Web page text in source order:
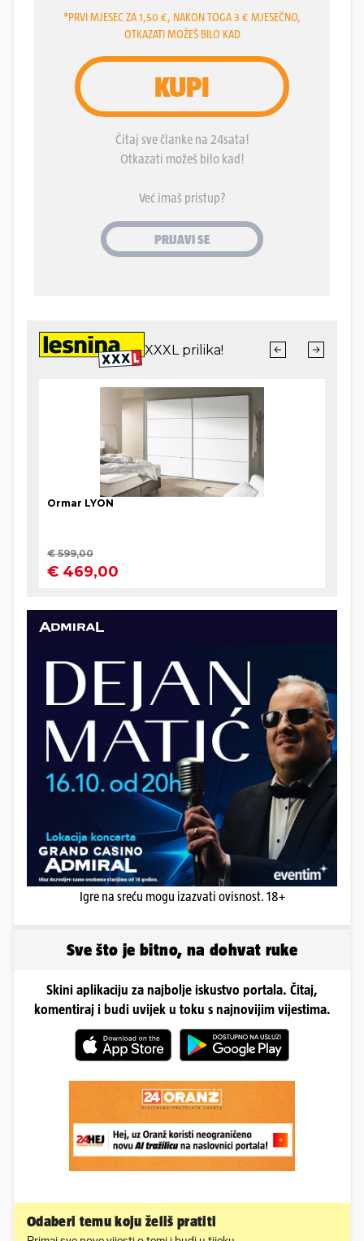
Igre na sreću mogu izazvati ovisnost. 18+
Sve što je bitno, na dohvat ruke
Skini aplikaciju za najbolje iskustvo portala. Čitaj,
komentiraj i budi uvijek u toku s najnovijim vijestima.
Odaberi temu koju želiš pratiti